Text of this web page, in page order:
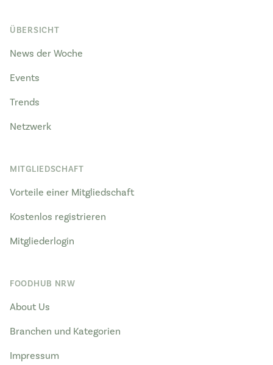
ÜBERSICHT
News der Woche
Events
Trends
Netzwerk
MITGLIEDSCHAFT
Vorteile einer Mitgliedschaft
Kostenlos registrieren
Mitgliederlogin
FOODHUB NRW
About Us
Branchen und Kategorien
Impressum